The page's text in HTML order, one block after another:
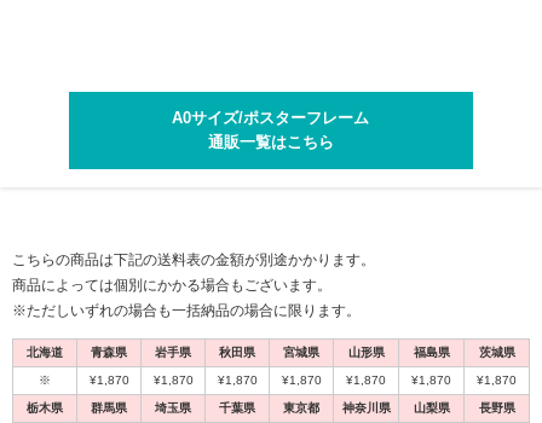
A0サイズ/ポスターフレーム
通販一覧はこちら
1 2
1 2
1 2
1 2
1 2
こちらの商品は下記の送料表の金額が別途かかります。
商品によっては個別にかかる場合もございます。
※ただしいずれの場合も一括納品の場合に限ります。
北海道 青森県 岩手県 秋田県 宮城県 山形県 福島県 茨城県
※ ¥1,870 ¥1,870 ¥1,870 ¥1,870 ¥1,870 ¥1,870 ¥1,870
栃木県 群馬県 埼玉県 千葉県 東京都 神奈川県 山梨県 長野県